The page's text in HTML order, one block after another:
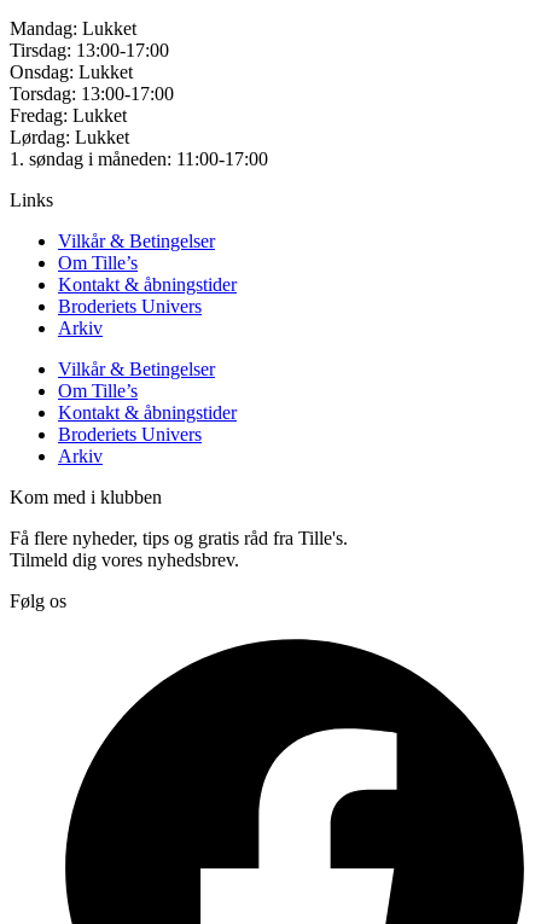
Mandag: Lukket
Tirsdag: 13:00-17:00
Onsdag: Lukket
Torsdag: 13:00-17:00
Fredag: Lukket
Lørdag: Lukket
1. søndag i måneden: 11:00-17:00
Links
Vilkår & Betingelser
Om Tille’s
Kontakt & åbningstider
Broderiets Univers
Arkiv
Vilkår & Betingelser
Om Tille’s
Kontakt & åbningstider
Broderiets Univers
Arkiv
Kom med i klubben
Få flere nyheder, tips og gratis råd fra Tille's.
Tilmeld dig vores nyhedsbrev.
Følg os